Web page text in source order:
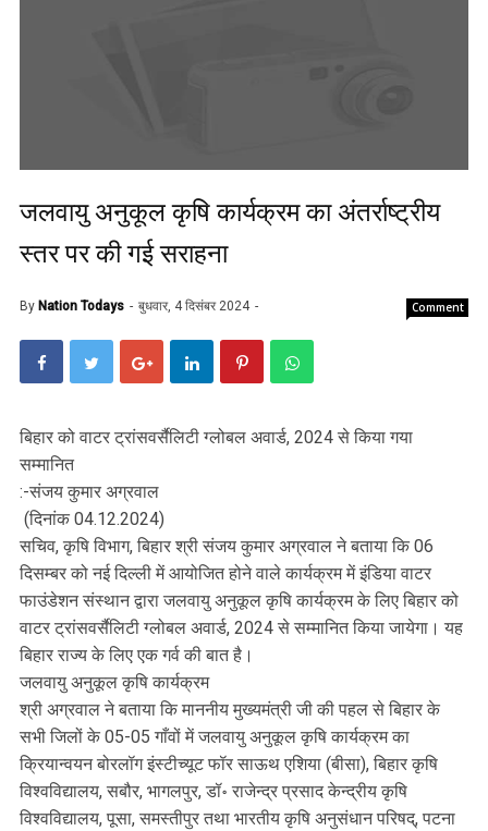
जलवायु अनुकूल कृषि कार्यक्रम का अंतर्राष्ट्रीय
स्तर पर की गई सराहना
By Nation Todays बुधवार, 4 दिसंबर 2024 Comment
बिहार को वाटर ट्रांसवर्सैलिटी ग्लोबल अवार्ड, 2024 से किया गया
सम्मानित
:-संजय कुमार अग्रवाल
(दिनांक 04.12.2024)
सचिव, कृषि विभाग, बिहार श्री संजय कुमार अग्रवाल ने बताया कि 06
दिसम्बर को नई दिल्ली में आयोजित होने वाले कार्यक्रम में इंडिया वाटर
फाउंडेशन संस्थान द्वारा जलवायु अनुकूल कृषि कार्यक्रम के लिए बिहार को
वाटर ट्रांसवर्सैलिटी ग्लोबल अवार्ड, 2024 से सम्मानित किया जायेगा। यह
बिहार राज्य के लिए एक गर्व की बात है।
जलवायु अनुकूल कृषि कार्यक्रम
श्री अग्रवाल ने बताया कि माननीय मुख्यमंत्री जी की पहल से बिहार के
सभी जिलों के 05-05 गाँवों में जलवायु अनुकूल कृषि कार्यक्रम का
क्रियान्वयन बोरलॉग इंस्टीच्यूट फॉर साऊथ एशिया (बीसा), बिहार कृषि
विश्वविद्यालय, सबौर, भागलपुर, डॉ॰ राजेन्द्र प्रसाद केन्द्रीय कृषि
विश्वविद्यालय, पूसा, समस्तीपुर तथा भारतीय कृषि अनुसंधान परिषद्, पटना